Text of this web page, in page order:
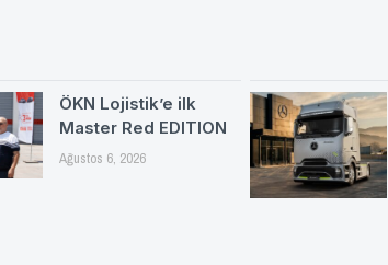
ÖKN Lojistik’e ilk
Master Red EDITION
Ağustos 6, 2026